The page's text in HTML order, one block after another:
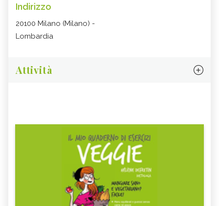
Indirizzo
20100 Milano (Milano) -
Lombardia
Attività